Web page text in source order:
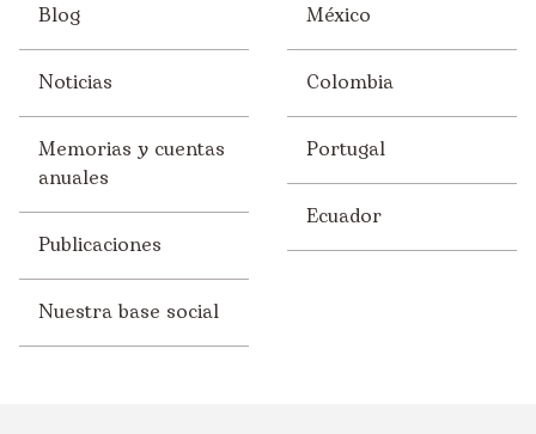
Blog
Noticias
Memorias y cuentas
anuales
Publicaciones
Nuestra base social
México
Colombia
Portugal
Ecuador